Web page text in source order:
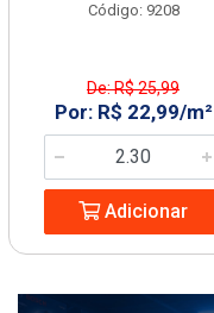
Código: 9208
De: R$ 25,99
Por: R$ 22,99/m²
Adicionar